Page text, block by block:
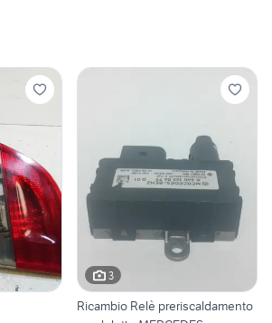
3
Ricambio Relè preriscaldamento